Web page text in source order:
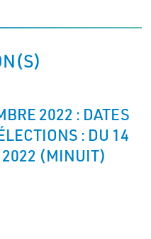
2022 : DATES
: DU 14
2022 (MINUIT)